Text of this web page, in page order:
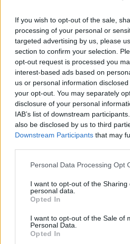
If you wish to opt-out of the sale,
processing of your personal or
targeted advertising by us, please
section to confirm your selection.
opt-out request is processed you
interest-based ads based on
us or personal information
your opt-out. You may separately
disclosure of your personal
IAB’s list of downstream
also be disclosed by us to third
Downstream Participants that may
Personal Data Processing Opt
I want to opt-out of the Sharing
personal data.
Opted In
I want to opt-out of the Sale of
Personal Data.
Opted In
A mosonmagyaróvári és a
vonultak ki a műszaki mentéshez.
sávot elfoglalnak, a forgalom a
leállósávban halad. Kapcsolódó
csak meg nem szólal majd az új
lesz olyan drága 2023. 12. 16.
az M1-esen Budapest felé ...
KEDVES OLVASÓNK!
regisztrációhoz kötött.
Az előfizetés a következőket
Portfolio.hu teljes
kötéslistái